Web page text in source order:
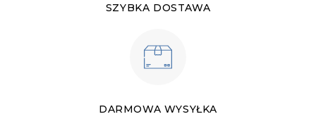
SZYBKA DOSTAWA
DARMOWA WYSYŁKA